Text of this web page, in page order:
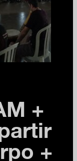
+
+